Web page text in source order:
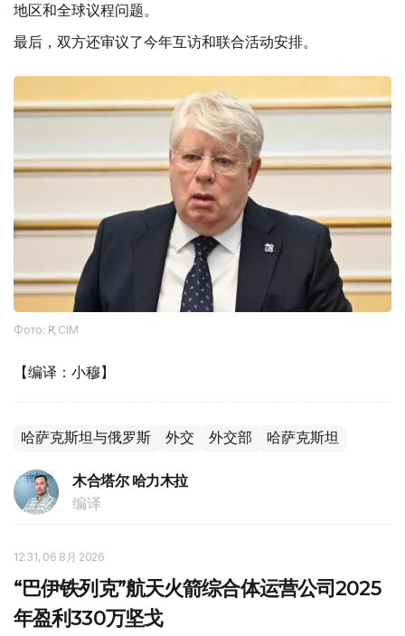
地区和全球议程问题。
最后，双方还审议了今年互访和联合活动安排。
Фото: ҚР СІМ
【编译：小穆】
哈萨克斯坦与俄罗斯 外交 外交部 哈萨克斯坦
木合塔尔 哈力木拉
编译
12:31, 06 8月 2026
“巴伊铁列克”航天火箭综合体运营公司2025
年盈利330万坚戈